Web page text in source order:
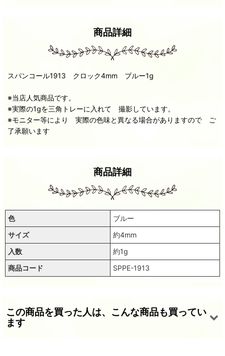
商品詳細
スパンコール1913 クロック4mm ブルー1g
※当店人気商品です。
※実際の1gを三角トレーに入れて 撮影しています。
※モニター等により 実際の色味と異なる場合がありますので ご
了承願います
商品詳細
色
ブルー
サイズ
約4mm
入数
約1g
商品コード
SPPE-1913
この商品を買った人は、こんな商品も買ってい
ます